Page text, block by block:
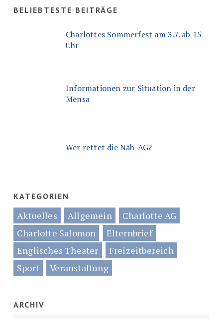
BELIEBTESTE BEITRÄGE
Charlottes Sommerfest am 3.7. ab 15
Uhr
Informationen zur Situation in der
Mensa
Wer rettet die Näh-AG?
KATEGORIEN
Aktuelles Allgemein
Charlotte AG
Charlotte Salomon
Elternbrief
Englisches Theater
Freizeitbereich
Sport
Veranstaltung
ARCHIV